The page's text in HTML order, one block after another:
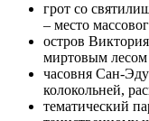
грот со
– место
остров
миртовым
часовня Сан-
колокольней,
тематический